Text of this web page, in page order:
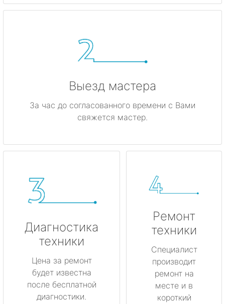
Выезд мастера
За час до согласованного времени с Вами
свяжется мастер.
Диагностика
техники
Цена за ремонт
будет известна
после бесплатной
диагностики.
Ремонт
техники
Специалист
производит
ремонт на
месте и в
короткий